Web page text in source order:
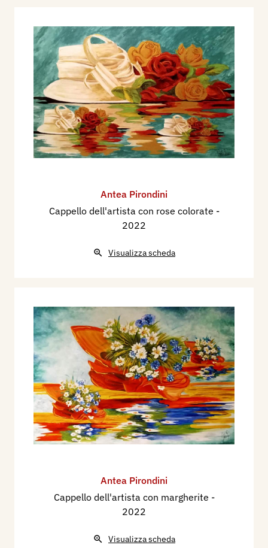
Antea Pirondini
Cappello dell'artista con rose colorate -
2022
Visualizza scheda
Antea Pirondini
Cappello dell'artista con margherite -
2022
Visualizza scheda